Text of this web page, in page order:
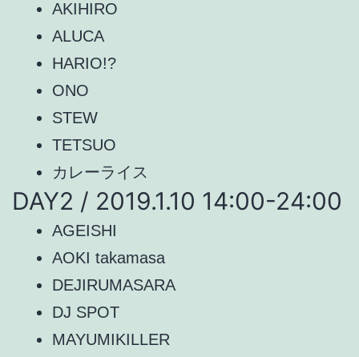
AKIHIRO
ALUCA
HARIO!?
ONO
STEW
TETSUO
カレーライス
DAY2 / 2019.1.10 14:00-24:00
AGEISHI
AOKI takamasa
DEJIRUMASARA
DJ SPOT
MAYUMIKILLER